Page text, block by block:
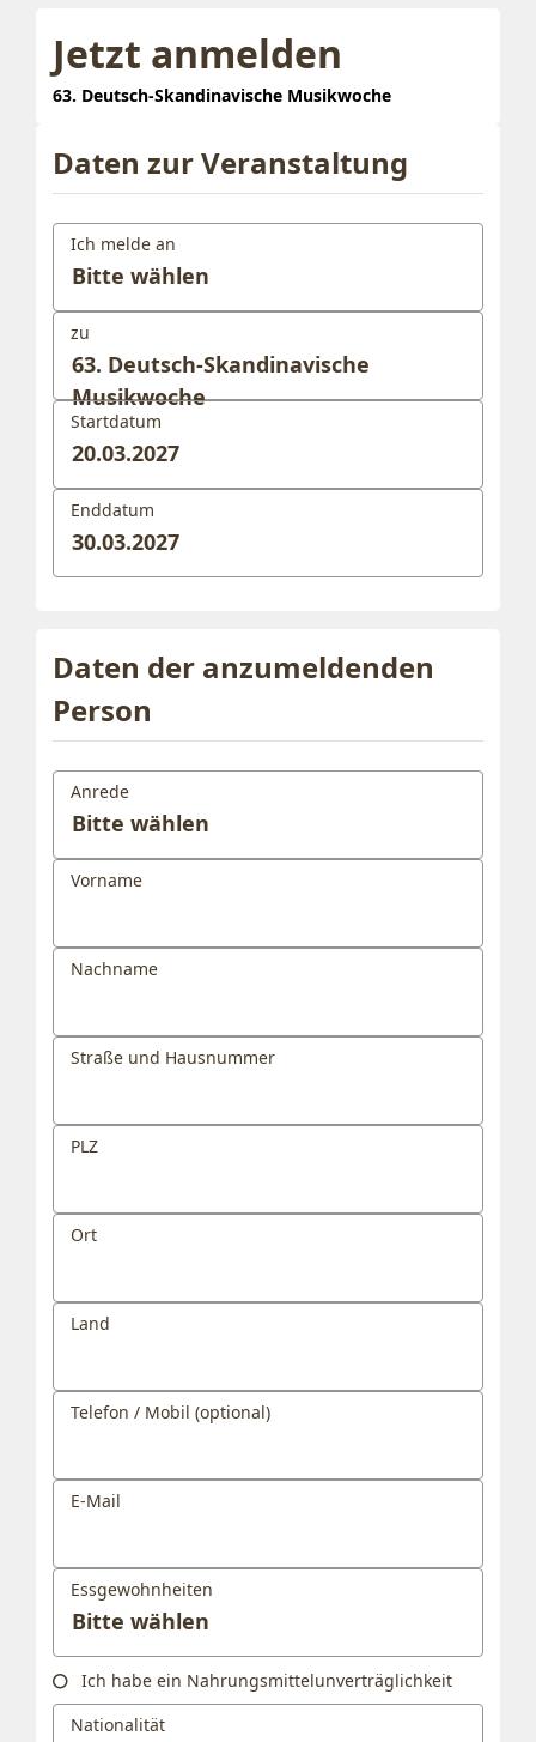
Jetzt anmelden
63. Deutsch-Skandinavische Musikwoche
Daten zur Veranstaltung
Ich melde an
zu
63. Deutsch-Skandinavische
Musikwoche
Startdatum
20.03.2027
Enddatum
30.03.2027
Daten der anzumeldenden
Person
Anrede
Vorname
Nachname
Straße und Hausnummer
PLZ
Ort
Land
Telefon / Mobil (optional)
E-Mail
Essgewohnheiten
Ich habe ein Nahrungsmittelunverträglichkeit
Nationalität